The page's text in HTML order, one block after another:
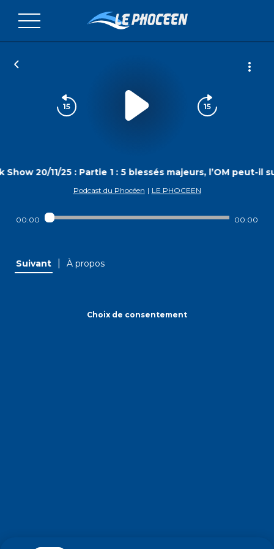
Show 20/11/25 : Partie 1 : 5 blessés majeurs, l’OM peut-il
Podcast du Phocéen | LE PHOCEEN
00:00 00:00
Suivant À propos
Choix de consentement